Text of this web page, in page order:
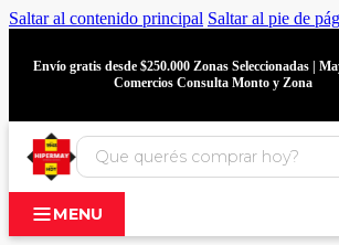
Saltar al contenido principal Saltar al pie de
Envío gratis desde $250.000 Zonas Seleccionadas |
Comercios Consulta Monto y Zona
MENU